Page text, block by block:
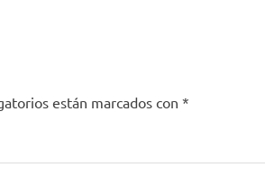
están marcados con *